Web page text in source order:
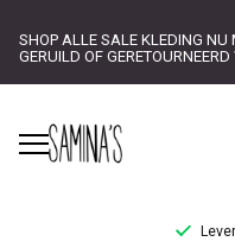
SHOP ALLE SALE KLEDING NU
GERUILD OF GERETOURNEERD